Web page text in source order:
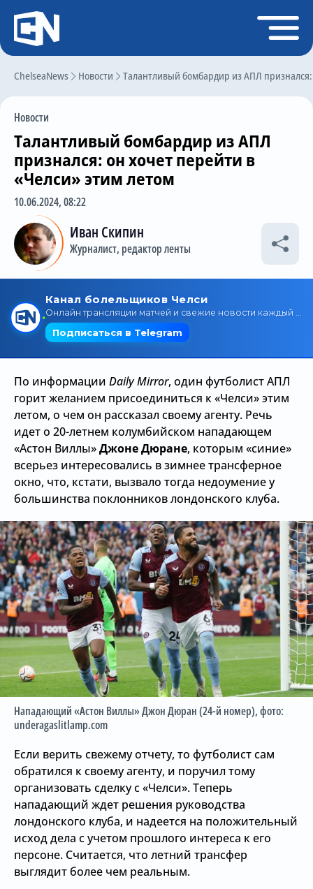
ChelseaNews Новости Талантливый бомбардир из АПЛ
Новости
Талантливый бомбардир из АПЛ
признался: он хочет перейти в
«Челси» этим летом
10.06.2024, 08:22
Иван Скипин
Журналист, редактор ленты
По информации Daily Mirror, один футболист АПЛ
горит желанием присоединиться к «Челси» этим
летом, о чем он рассказал своему агенту. Речь
идет о 20-летнем колумбийском нападающем
«Астон Виллы»Джоне Дюране, которым «синие»
всерьез интересовались в зимнее трансферное
окно, что, кстати, вызвало тогда недоумение у
большинства поклонников лондонского клуба.
Нападающий «Астон Виллы» Джон Дюран (24-й номер), фото:
underagaslitlamp.com
Если верить свежему отчету, то футболист сам
обратился к своему агенту, и поручил тому
организовать сделку с «Челси». Теперь
нападающий ждет решения руководства
лондонского клуба, и надеется на положительный
исход дела с учетом прошлого интереса к его
персоне. Считается, что летний трансфер
выглядит более чем реальным.
Регистрация
Главная
Трансферы
Слухи
История Челси
Статистика
Календарь игр
Поиск по сайту
Трансляции
О сайте
Контакты